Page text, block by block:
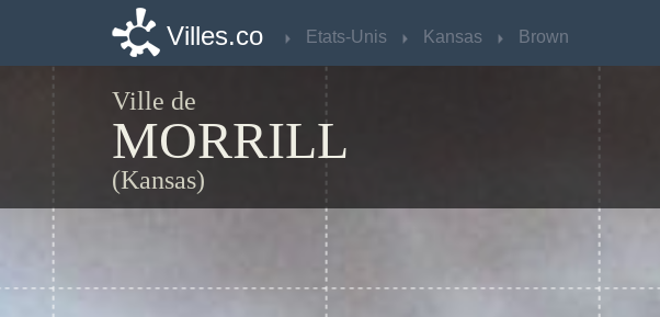
Villes.co Etats-Unis Kansas Brown
Ville de
MORRILL
(Kansas)
Villes.co Etats-Unis Kansas Brown